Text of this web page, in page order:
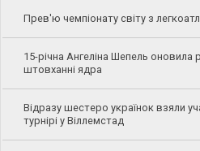
Прев'ю чемпіонату світу з
15-річна Ангеліна Шепель оновила
штовханні ядра
Відразу шестеро українок взяли
турнірі у Віллемстад